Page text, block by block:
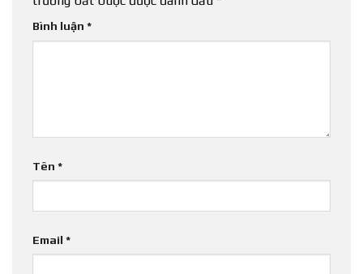
Bình luận *
Tên *
Email *